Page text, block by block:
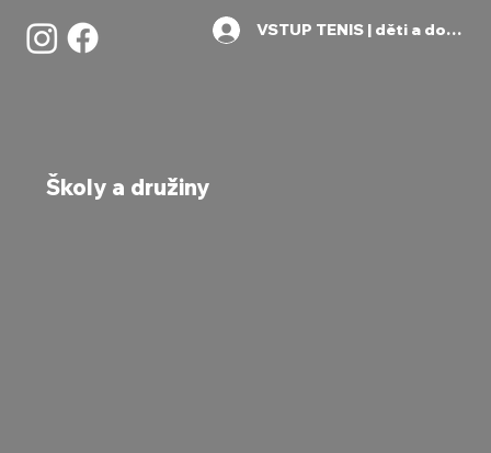
VSTUP TENIS | děti a dospělí
Školy a družiny